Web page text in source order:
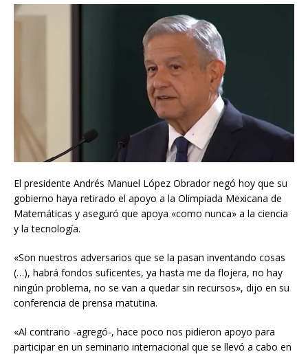
El presidente Andrés Manuel López Obrador negó hoy que su
gobierno haya retirado el apoyo a la Olimpiada Mexicana de
Matemáticas y aseguró que apoya «como nunca» a la ciencia
y la tecnología.
«Son nuestros adversarios que se la pasan inventando cosas
(…), habrá fondos suficentes, ya hasta me da flojera, no hay
ningún problema, no se van a quedar sin recursos», dijo en su
conferencia de prensa matutina.
«Al contrario -agregó-, hace poco nos pidieron apoyo para
participar en un seminario internacional que se llevó a cabo en